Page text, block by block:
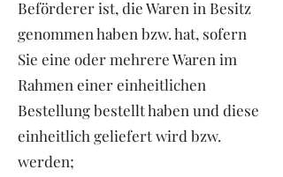
Beförderer ist, die Waren in Besitz
genommen haben bzw. hat, sofern
Sie eine oder mehrere Waren im
Rahmen einer einheitlichen
Bestellung bestellt haben und diese
einheitlich geliefert wird bzw.
werden;